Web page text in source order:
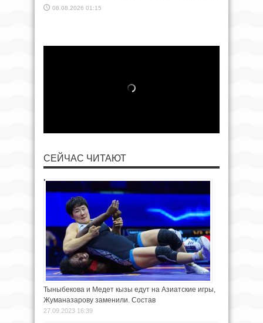
08.08.2026 01:15
СЕЙЧАС ЧИТАЮТ
Тыныбекова и Медет кызы едут на Азиатские игры,
Жуманазарову заменили. Состав
27.09.2023 16:39